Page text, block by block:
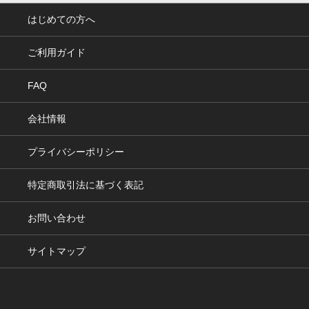
はじめての方へ
ご利用ガイド
FAQ
会社情報
プライバシーポリシー
特定商取引法に基づく表記
お問い合わせ
サイトマップ